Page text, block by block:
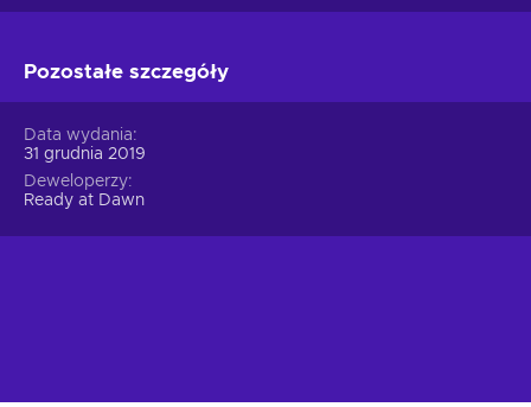
Pozostałe szczegóły
Data wydania
31 grudnia 2019
Deweloperzy
Ready at Dawn